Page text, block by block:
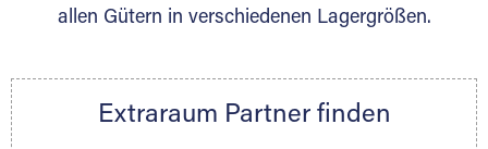
Ihre Ansprechpartnerin:
allen Gütern in verschiedenen Lagergrößen.
Extraraum Partner finden